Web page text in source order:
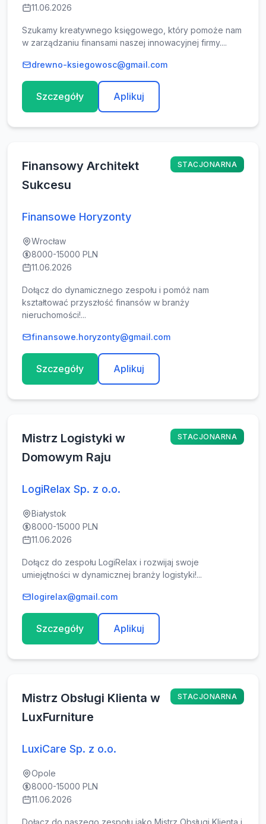
11.06.2026
Szukamy kreatywnego księgowego, który pomoże nam
w zarządzaniu finansami naszej innowacyjnej firmy....
drewno-ksiegowosc@gmail.com
Szczegóły Aplikuj
Finansowy Architekt
Sukcesu
STACJONARNA
Finansowe Horyzonty
Wrocław
8000-15000 PLN
11.06.2026
Dołącz do dynamicznego zespołu i pomóż nam
kształtować przyszłość finansów w branży
nieruchomości!...
finansowe.horyzonty@gmail.com
Szczegóły Aplikuj
Mistrz Logistyki w
Domowym Raju
STACJONARNA
LogiRelax Sp. z o.o.
Białystok
8000-15000 PLN
11.06.2026
Dołącz do zespołu LogiRelax i rozwijaj swoje
umiejętności w dynamicznej branży logistyki!...
logirelax@gmail.com
Szczegóły Aplikuj
Mistrz Obsługi Klienta w
LuxFurniture
STACJONARNA
LuxiCare Sp. z o.o.
Opole
8000-15000 PLN
11.06.2026
Dołącz do naszego zespołu jako Mistrz Obsługi Klienta i